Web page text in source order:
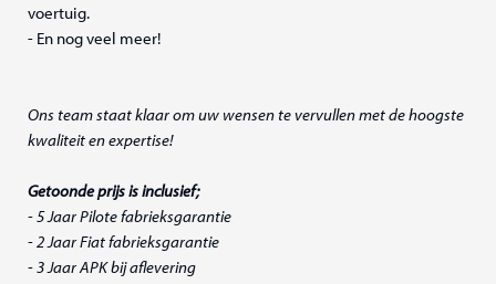
voertuig.
- En nog veel meer!
Ons team staat klaar om uw wensen te vervullen met de hoogste
kwaliteit en expertise!
Getoonde prijs is inclusief;
- 5 Jaar Pilote fabrieksgarantie
- 2 Jaar Fiat fabrieksgarantie
- 3 Jaar APK bij aflevering